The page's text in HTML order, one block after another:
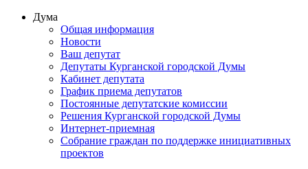
Дума
Общая информация
Новости
Ваш депутат
Депутаты Курганской городской Думы
Кабинет депутата
График приема депутатов
Постоянные депутатские комиссии
Решения Курганской городской Думы
Интернет-приемная
Собрание граждан по поддержке инициативных
проектов